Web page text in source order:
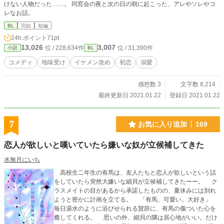
けない人物だった……。 同窓会の夜と次の日の朝に起こった、アレやソレやコ
レなお話。
BL 完結 短編
24h.ポイント 71pt
小説 13,026 位 / 228,634件 BL 3,007 位 / 31,390件
コメディ 地味受け イケメン攻め 初恋 溺愛
感想数 3
文字数 8,214
最終更新日 2021.01.22
登録日 2021.01.22
7 お気に入り追加 169
恋人が欲しいと嘆いていたら嫌いな奴が立候補してきた
水無月にいち
高校生二年生の有馬は、友人たちと恋人が欲しいという話
をしていたら突然大嫌いな細貝が立候補してきたーー。 ク
ラスメイトの目があるから承諾したものの、夏休みには別れ
ようと密かに計画を立てる。 「有馬、可愛い。大好き」
毎日湯水のように浴びせられる賛辞に、有馬の傷ついた心を
癒してくれる。 思いの外、細貝の隣は居心地がいい。だけ